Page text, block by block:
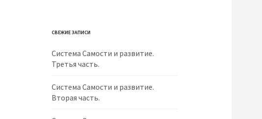
СВЕЖИЕ ЗАПИСИ
Система Самости и развитие.
Третья часть.
Система Самости и развитие.
Вторая часть.